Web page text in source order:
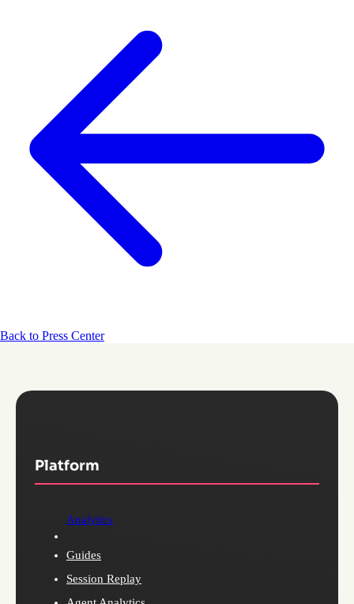
Back to Press Center
Platform
Analytics
Guides
Session Replay